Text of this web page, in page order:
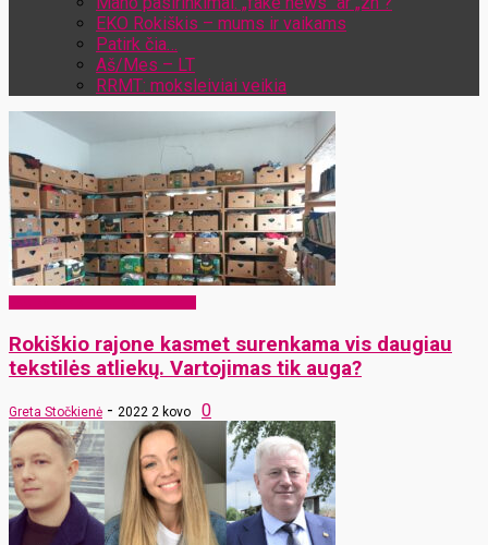
EKO Rokiškis – mums ir vaikams
Patirk čia…
Aš/Mes – LT
RRMT: moksleiviai veikia
Rokiškio rajone kasmet surenkama vis daugiau
tekstilės atliekų. Vartojimas tik auga?
Greta Stočkienė - 2022 2 kovo 0